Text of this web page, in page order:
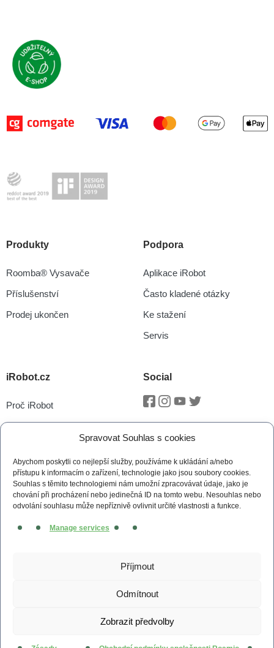
Spravovat Souhlas s cookies
Abychom poskytli co nejlepší služby, používáme k ukládání a/nebo
přístupu k informacím o zařízení, technologie jako jsou soubory cookies.
Souhlas s těmito technologiemi nám umožní zpracovávat údaje, jako je
chování při procházení nebo jedinečná ID na tomto webu. Nesouhlas nebo
odvolání souhlasu může nepříznivě ovlivnit určité vlastnosti a funkce.
Manage services
Příjmout
Odmítnout
Zobrazit předvolby
Produkty
Roomba® Vysavače
Příslušenství
Prodej ukončen
Podpora
Aplikace iRobot
Často kladené otázky
Ke stažení
Servis
iRobot.cz
Proč iRobot
iRobot OS
Technologie vSLAM®
Novinky
Tiskové zprávy
Kontakt
Social
Facebook
Instagram
Youtube
© 2026 irobot.cz All Rights Reserved